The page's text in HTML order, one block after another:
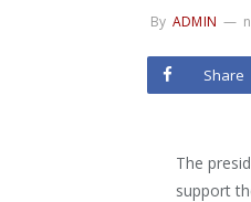
By ADMIN
Share
The
support